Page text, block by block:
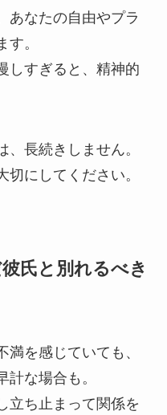
あなたの自由やプラ
。
しすぎると、精神的
長続きしません。
にしてください。
氏と別れるべき
満を感じていても、
な場合も。
立ち止まって関係を